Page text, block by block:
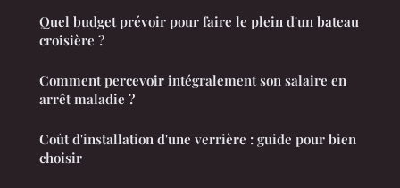
Quel budget prévoir pour faire le plein d'un bateau
croisière ?
Comment percevoir intégralement son salaire en
arrêt maladie ?
Coût d'installation d'une verrière : guide pour bien
choisir